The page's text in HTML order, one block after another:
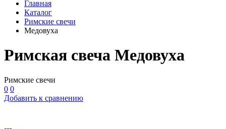
Главная
Каталог
Римские свечи
Медовуха
Римская свеча Медовуха
Римские свечи
0 0
Добавить к сравнению